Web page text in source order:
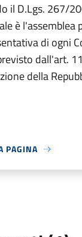
il D.Lgs. 267/
è l'assemblea
di ogni
dall'art.
della
PAGINA